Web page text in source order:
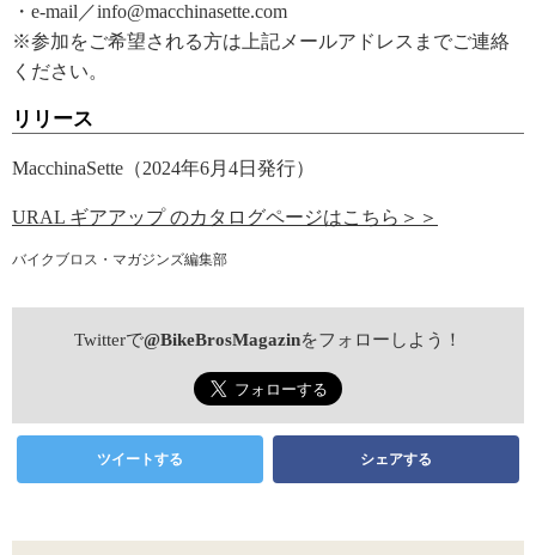
・e-mail／info@macchinasette.com
※参加をご希望される方は上記メールアドレスまでご連絡
ください。
リリース
MacchinaSette（2024年6月4日発行）
URAL ギアアップ のカタログページはこちら＞＞
バイクブロス・マガジンズ編集部
Twitterで@BikeBrosMagazinをフォローしよう！
ツイートする シェアする